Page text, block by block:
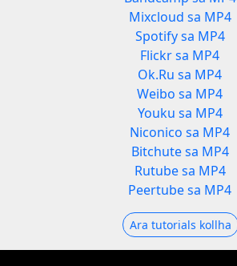
Mixcloud sa MP4
Spotify sa MP4
Flickr sa MP4
Ok.Ru sa MP4
Weibo sa MP4
Youku sa MP4
Niconico sa MP4
Bitchute sa MP4
Rutube sa MP4
Peertube sa MP4
Ara tutorials kollha